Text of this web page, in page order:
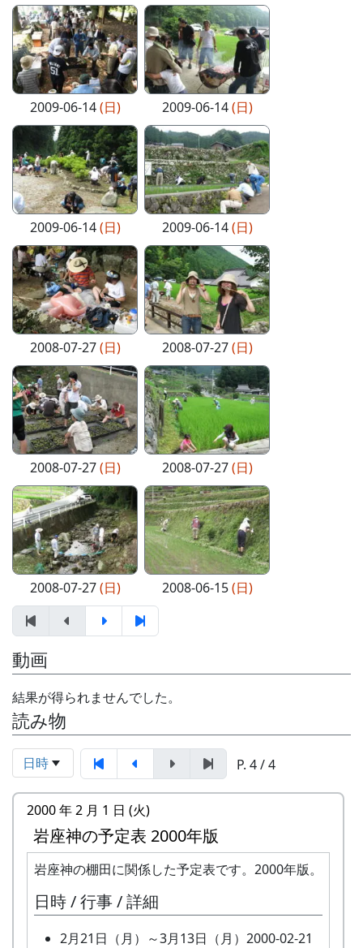
2009-06-14(日) 2009-06-14(日)
2009-06-14(日) 2009-06-14(日)
2008-07-27(日) 2008-07-27(日)
2008-07-27(日) 2008-07-27(日)
2008-07-27(日) 2008-06-15(日)
動画
結果が得られませんでした。
読み物
日時 P. 4 / 4
2000 年 2 月 1 日 (火)
岩座神の予定表 2000年版
岩座神の棚田に関係した予定表です。2000年版。
日時 / 行事 / 詳細
2月21日（月）～3月13日（月）2000-02-21